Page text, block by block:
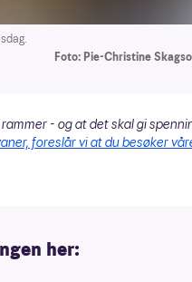
Foto: Pie-Christine
- og at det skal gi
foreslår vi at du besøker
her: